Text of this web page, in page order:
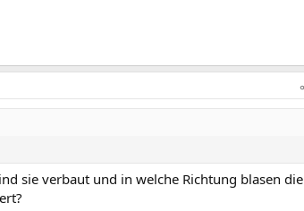
sie verbaut und in welche Richtung blasen die